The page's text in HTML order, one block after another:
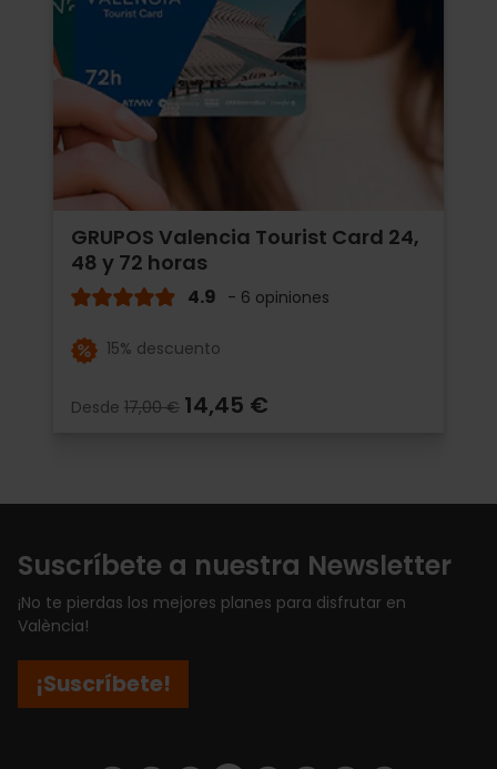
GRUPOS Valencia Tourist Card 24,
48 y 72 horas
4.9 - 6 opiniones
15% descuento
Desde 17,00 € 14,45 €
Suscríbete a nuestra Newsletter
¡No te pierdas los mejores planes para disfrutar en
València!
¡Suscríbete!